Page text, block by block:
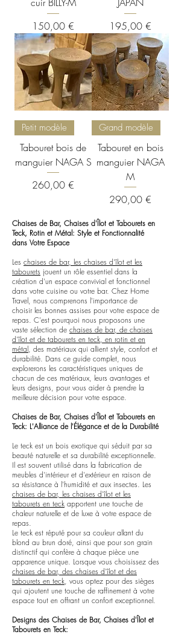
Prix
150,00 €
Prix
195,00 €
Petit modèle
Tabouret bois de
manguier NAGA S
Prix
260,00 €
Grand modèle
Tabouret en bois
manguier NAGA
M
Prix
290,00 €
Chaises de Bar, Chaises d'Îlot et Tabourets en
Teck, Rotin et Métal: Style et Fonctionnalité
dans Votre Espace
Les chaises de bar, les chaises d'îlot et les
tabourets jouent un rôle essentiel dans la
création d'un espace convivial et fonctionnel
dans votre cuisine ou votre bar. Chez Home
Travel, nous comprenons l'importance de
choisir les bonnes assises pour votre espace de
repas. C'est pourquoi nous proposons une
vaste sélection de chaises de bar, de chaises
d'îlot et de tabourets en teck, en rotin et en
métal, des matériaux qui allient style, confort et
durabilité. Dans ce guide complet, nous
explorerons les caractéristiques uniques de
chacun de ces matériaux, leurs avantages et
leurs designs, pour vous aider à prendre la
meilleure décision pour votre espace.
Chaises de Bar, Chaises d'Îlot et Tabourets en
Teck: L'Alliance de l'Élégance et de la Durabilité
Le teck est un bois exotique qui séduit par sa
beauté naturelle et sa durabilité exceptionnelle.
Il est souvent utilisé dans la fabrication de
meubles d'intérieur et d'extérieur en raison de
sa résistance à l'humidité et aux insectes. Les
chaises de bar, les chaises d'îlot et les
tabourets en teck apportent une touche de
chaleur naturelle et de luxe à votre espace de
repas.
Le teck est réputé pour sa couleur allant du
blond au brun doré, ainsi que pour son grain
distinctif qui confère à chaque pièce une
apparence unique. Lorsque vous choisissez des
chaises de bar, des chaises d'îlot et des
tabourets en teck, vous optez pour des sièges
qui ajoutent une touche de raffinement à votre
espace tout en offrant un confort exceptionnel.
Designs des Chaises de Bar, Chaises d'Îlot et
Tabourets en Teck: